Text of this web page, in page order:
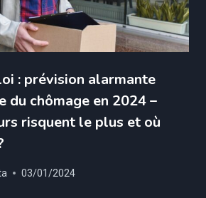
: prévision alarmante
du chômage en 2024 –
risquent le plus et où
03/01/2024